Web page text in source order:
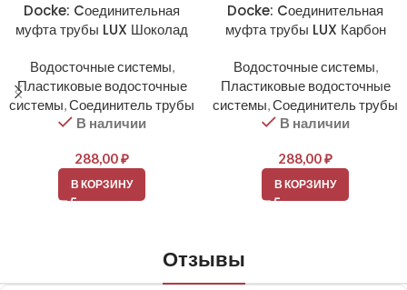
Docke: Cоединительная
муфта трубы LUX Шоколад
Водосточные системы,
Пластиковые водосточные
системы,Соединитель трубы
В наличии
288,00₽
В КОРЗИНУ
Docke: Cоединительная
муфта трубы LUX Карбон
Водосточные системы,
Пластиковые водосточные
системы,Соединитель трубы
В наличии
288,00₽
В КОРЗИНУ
Отзывы